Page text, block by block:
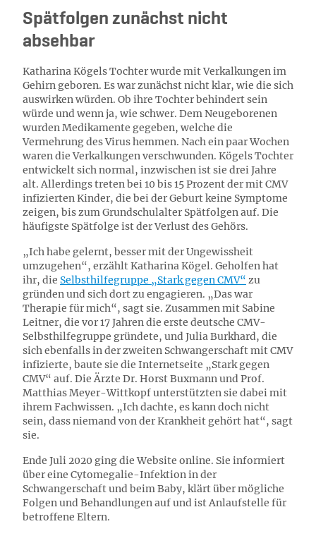
Spätfolgen zunächst nicht
absehbar
Katharina Kögels Tochter wurde mit Verkalkungen im
Gehirn geboren. Es war zunächst nicht klar, wie die sich
auswirken würden. Ob ihre Tochter behindert sein
würde und wenn ja, wie schwer. Dem Neugeborenen
wurden Medikamente gegeben, welche die
Vermehrung des Virus hemmen. Nach ein paar Wochen
waren die Verkalkungen verschwunden. Kögels Tochter
entwickelt sich normal, inzwischen ist sie drei Jahre
alt. Allerdings treten bei 10 bis 15 Prozent der mit CMV
infizierten Kinder, die bei der Geburt keine Symptome
zeigen, bis zum Grundschulalter Spätfolgen auf. Die
häufigste Spätfolge ist der Verlust des Gehörs.
„Ich habe gelernt, besser mit der Ungewissheit
umzugehen“, erzählt Katharina Kögel. Geholfen hat
ihr, die Selbsthilfegruppe „Stark gegen CMV“ zu
gründen und sich dort zu engagieren. „Das war
Therapie für mich“, sagt sie. Zusammen mit Sabine
Leitner, die vor 17 Jahren die erste deutsche CMV-
Selbsthilfegruppe gründete, und Julia Burkhard, die
sich ebenfalls in der zweiten Schwangerschaft mit CMV
infizierte, baute sie die Internetseite „Stark gegen
CMV“ auf. Die Ärzte Dr. Horst Buxmann und Prof.
Matthias Meyer-Wittkopf unterstützten sie dabei mit
ihrem Fachwissen. „Ich dachte, es kann doch nicht
sein, dass niemand von der Krankheit gehört hat“, sagt
sie.
Ende Juli 2020 ging die Website online. Sie informiert
über eine Cytomegalie-Infektion in der
Schwangerschaft und beim Baby, klärt über mögliche
Folgen und Behandlungen auf und ist Anlaufstelle für
betroffene Eltern.